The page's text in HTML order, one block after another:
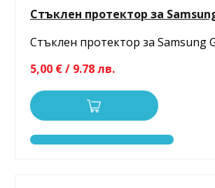
Стъклен протектор за
Стъклен протектор за Samsung
5,00 € / 9.78 лв.